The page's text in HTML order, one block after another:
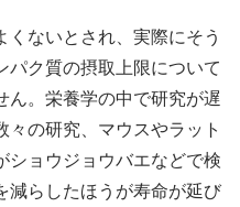
くないとされ、実際にそう
パク質の摂取上限について
ん。栄養学の中で研究が遅
の研究、マウスやラット
ショウジョウバエなどで検
減らしたほうが寿命が延び